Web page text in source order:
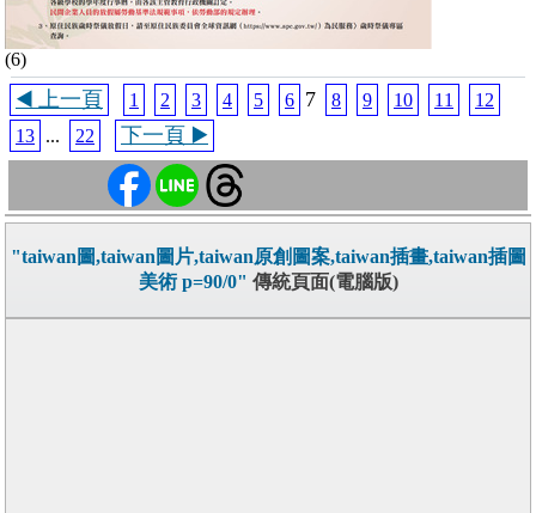
(6)
◀️ 上一頁 1 2 3 4 5 6 7 8 9 10 11
12
13 ... 22 下一頁 ▶️
"taiwan圖,taiwan圖片,taiwan原創圖案,taiwan插畫,taiwan插圖
美術 p=90/0" 傳統頁面(電腦版)